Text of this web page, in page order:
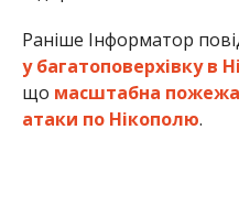
Раніше Інформатор
у багатоповерхівку в
що масштабна пожежа
атаки по Нікополю.